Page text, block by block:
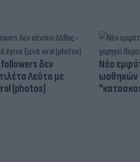
δεν
Λεότα με
(photos)
Νέο
ωοθηκών